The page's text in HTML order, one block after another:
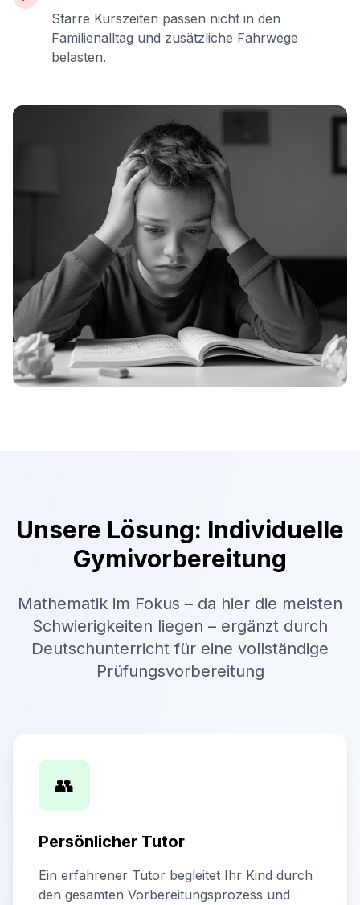
Starre Kurszeiten passen nicht in den
Familienalltag und zusätzliche Fahrwege
belasten.
Unsere Lösung: Individuelle
Gymivorbereitung
Mathematik im Fokus – da hier die meisten
Schwierigkeiten liegen – ergänzt durch
Deutschunterricht für eine vollständige
Prüfungsvorbereitung
👥
Persönlicher Tutor
Ein erfahrener Tutor begleitet Ihr Kind durch
den gesamten Vorbereitungsprozess und